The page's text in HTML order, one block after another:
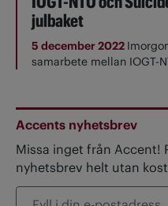
julbaket
5 december 2022
samarbete mellan IOGT-
Accents nyhetsbrev
Missa inget från Accent!
nyhetsbrev helt utan